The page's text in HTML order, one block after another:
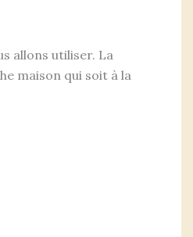
allons utiliser. La
maison qui soit à la